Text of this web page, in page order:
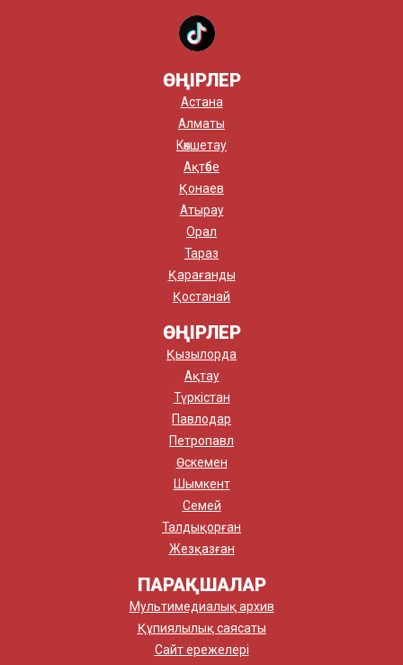
ӨҢІРЛЕР
Астана
Алматы
Көкшетау
Ақтөбе
Қонаев
Атырау
Орал
Тараз
Қарағанды
Қостанай
ӨҢІРЛЕР
Қызылорда
Ақтау
Түркістан
Павлодар
Петропавл
Өскемен
Шымкент
Семей
Талдықорған
Жезқазған
ПАРАҚШАЛАР
Мультимедиалық архив
Құпиялылық саясаты
Сайт ережелері